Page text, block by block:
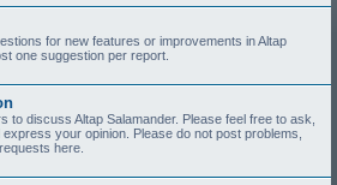
for new features or improvements in Altap
one suggestion per report.
to discuss Altap Salamander. Please feel free to ask,
your opinion. Please do not post problems,
here.